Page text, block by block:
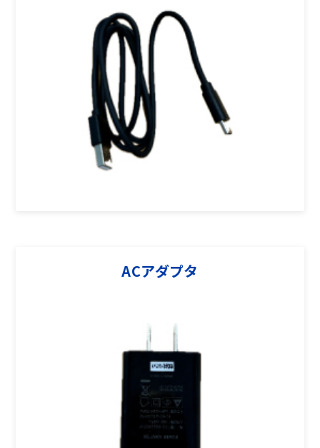
ACアダプタ